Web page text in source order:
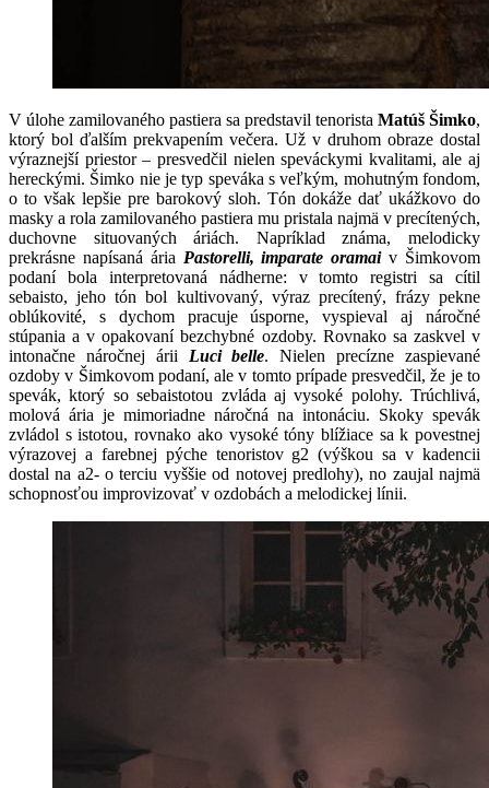
V úlohe zamilovaného pastiera sa predstavil tenorista Matúš Šimko,
ktorý bol ďalším prekvapením večera. Už v druhom obraze dostal
výraznejší priestor – presvedčil nielen speváckymi kvalitami, ale aj
hereckými. Šimko nie je typ speváka s veľkým, mohutným fondom,
o to však lepšie pre barokový sloh. Tón dokáže dať ukážkovo do
masky a rola zamilovaného pastiera mu pristala najmä v precítených,
duchovne situovaných áriách. Napríklad známa, melodicky
prekrásne napísaná ária Pastorelli, imparate oramaiv Šimkovom
podaní bola interpretovaná nádherne: v tomto registri sa cítil
sebaisto, jeho tón bol kultivovaný, výraz precítený, frázy pekne
oblúkovité, s dychom pracuje úsporne, vyspieval aj náročné
stúpania a v opakovaní bezchybné ozdoby. Rovnako sa zaskvel v
intonačne náročnej árii Luci belle. Nielen precízne zaspievané
ozdoby v Šimkovom podaní, ale v tomto prípade presvedčil, že je to
spevák, ktorý so sebaistotou zvláda aj vysoké polohy. Trúchlivá,
molová ária je mimoriadne náročná na intonáciu. Skoky spevák
zvládol s istotou, rovnako ako vysoké tóny blížiace sa k povestnej
výrazovej a farebnej pýche tenoristov g2 (výškou sa v kadencii
dostal na a2- o terciu vyššie od notovej predlohy), no zaujal najmä
schopnosťou improvizovať v ozdobách a melodickej línii.